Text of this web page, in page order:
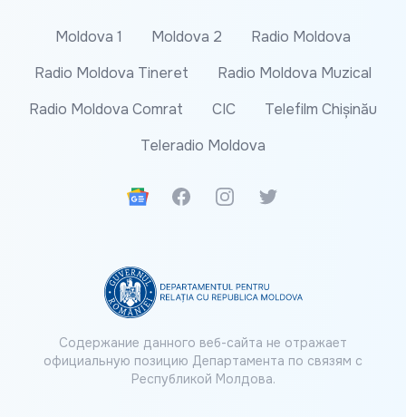
Moldova 1 Moldova 2
Radio Moldova
Radio Moldova Tineret
Radio Moldova Muzical
Radio Moldova Comrat
CIC
Telefilm Chișinău
Teleradio Moldova
Google News
FacebookInstagramTwitter
Содержание данного веб-сайта не отражает
официальную позицию Департамента по связям с
Республикой Молдова.